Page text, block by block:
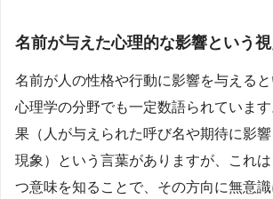
名前が与えた心理的な影響という
名前が人の性格や行動に影響を与えると
心理学の分野でも一定数語られていま
果（人が与えられた呼び名や期待に影
現象）という言葉がありますが、これ
つ意味を知ることで、その方向に無意識